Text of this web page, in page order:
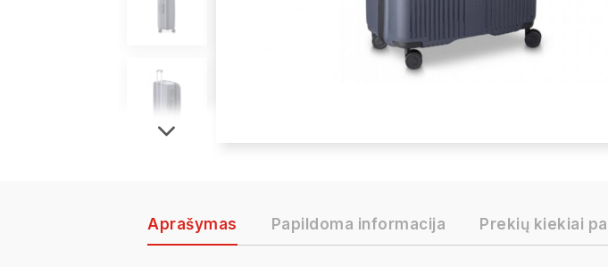
Aprašymas Papildoma informacija Prekių kiekiai